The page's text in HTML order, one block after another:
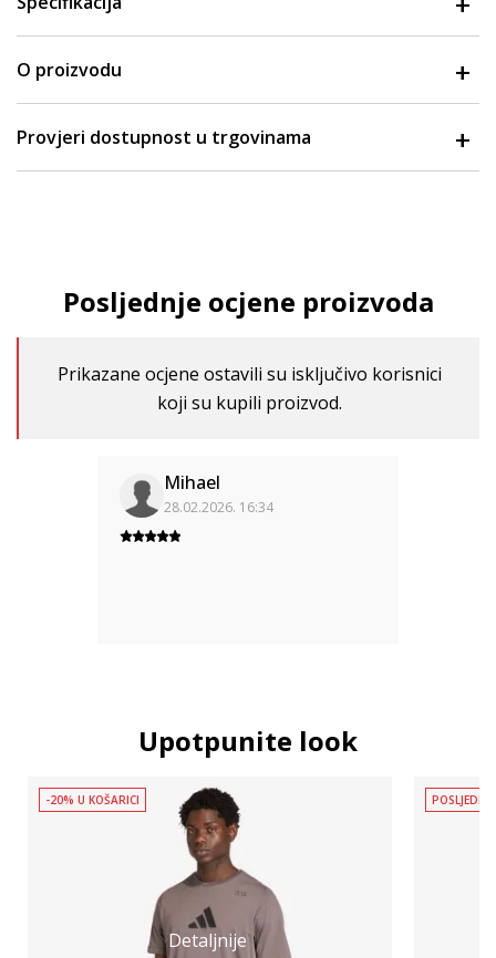
O proizvodu
Provjeri dostupnost u trgovinama
Posljednje ocjene proizvoda
Prikazane ocjene ostavili su isključivo korisnici
koji su kupili proizvod.
Mihael
28.02.2026. 16:34
Upotpunite look
Detaljnije
-20% U KOŠARICI